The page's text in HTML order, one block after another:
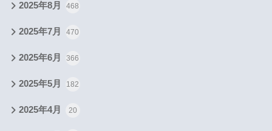
2025年8月 468
2025年7月 470
2025年6月 366
2025年5月 182
2025年4月 20